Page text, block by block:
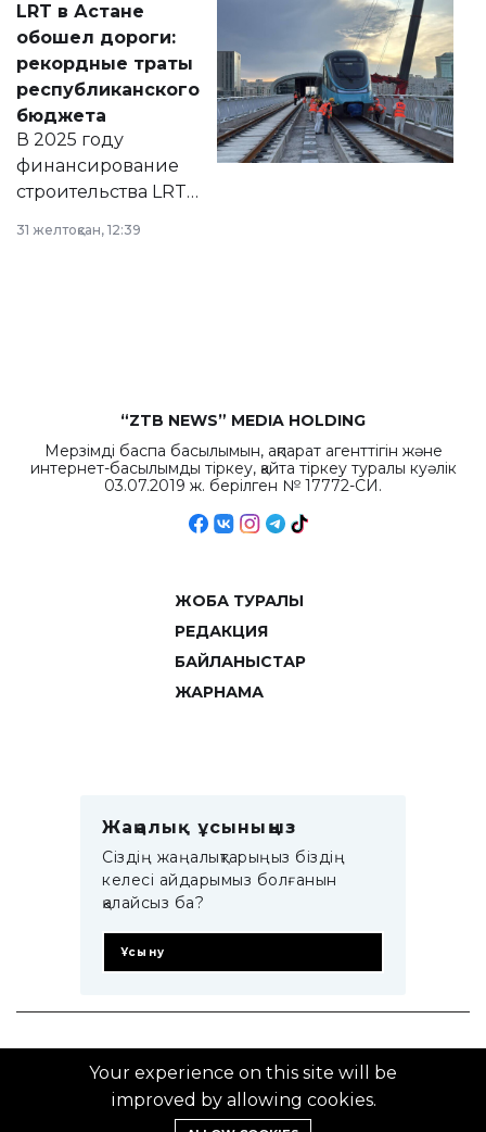
документ
появился в базе
нормативных
правовых актов и
на сайте маслихат
города.
LRT в Астане
обошел дороги:
рекордные траты
республиканского
бюджета
В 2025 году
финансирование
строительства LRT
республиканского
31 желтоқсан, 12:39
“ZTB NEWS” MEDIA HOLDING
Мерзімді баспа басылымын, ақпарат агенттігін және
интернет-басылымды тіркеу, қайта тіркеу туралы куәлік
03.07.2019 ж. берілген № 17772-СИ.
ЖОБА ТУРАЛЫ
РЕДАКЦИЯ
БАЙЛАНЫСТАР
ЖАРНАМА
Жаңалық ұсыныңыз
Сіздің жаңалықтарыңыз біздің
келесі айдарымыз болғанын
қалайсыз ба?
Ұсыну
© 2014–2025 ZTB.KZ
Your experience on this site will be
improved by allowing cookies.